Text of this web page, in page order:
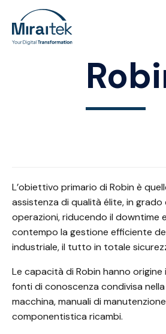
L’obiettivo primario di Robin è
assistenza di qualità élite, in
operazioni, riducendo il downtime
contempo la gestione efficiente
industriale, il tutto in totale
Le capacità di Robin hanno origine
fonti di conoscenza condivisa
macchina, manuali di
componentistica ricambi.